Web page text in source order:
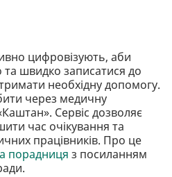
цифровізують, аби
швидко записатися до
необхідну допомогу.
через медичну
Сервіс дозволяє
час очікування та
працівників. Про це
порадниця з посиланням